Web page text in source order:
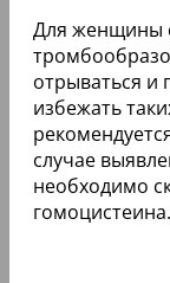
Для женщины
отрываться и
избежать
случае
необходимо
гомоцистеина.